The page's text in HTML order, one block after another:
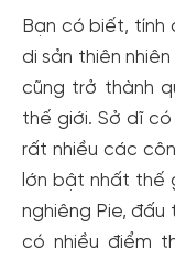
Bạn có biết, tính
di sản thiên
cũng trở thành
thế giới. Sở dĩ
rất nhiều các
lớn bật nhất thế
nghiêng Pie, đấu
có nhiều điểm